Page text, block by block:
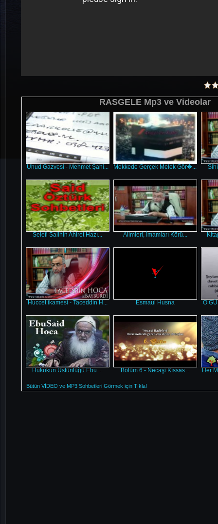
RASGELE Mp3 ve Videolar
Uhud Gazvesi - Mehmet Şahi... Mekkede Gerçek Melek Gör�...
Selefi Salihin Ahiret Hazı... Alimleri, İmamları Körü...
Huccet ikamesi - Taceddin H... Esmaul Husna O
Hukukun Üstünlüğü Ebu ... Bölüm 6 - Necaşi Kıssas... Her
Bütün VİDEO ve MP3 Sohbetleri Görmek için Tıkla!